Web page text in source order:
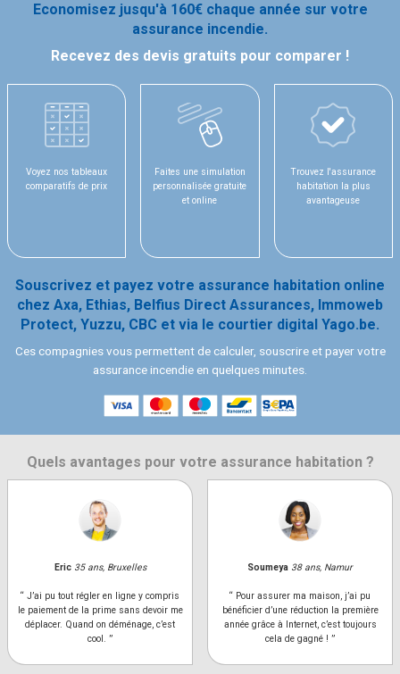
Economisez jusqu'à 160€ chaque année sur votre
assurance incendie.
Recevez des devis gratuits pour comparer !
Voyez nos tableaux
comparatifs de prix
Faites une simulation
personnalisée gratuite
et online
Trouvez l'assurance
habitation la plus
avantageuse
Souscrivez et payez votre assurance habitation online
chez Axa, Ethias, Belfius Direct Assurances, Immoweb
Protect, Yuzzu, CBC et via le courtier digital Yago.be.
Ces compagnies vous permettent de calculer, souscrire et payer votre
assurance incendie en quelques minutes.
Quels avantages pour votre assurance habitation ?
Eric 35 ans, Bruxelles
“ J’ai pu tout régler en ligne y compris
le paiement de la prime sans devoir me
déplacer. Quand on déménage, c’est
cool. ”
Soumeya 38 ans, Namur
“ Pour assurer ma maison, j’ai pu
bénéficier d’une réduction la première
année grâce à Internet, c’est toujours
cela de gagné ! ”